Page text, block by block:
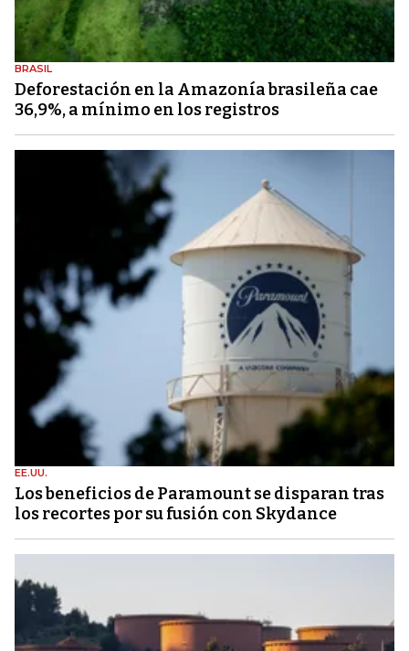
BRASIL
Deforestación en la Amazonía brasileña cae
36,9%, a mínimo en los registros
EE.UU.
Los beneficios de Paramount se disparan tras
los recortes por su fusión con Skydance